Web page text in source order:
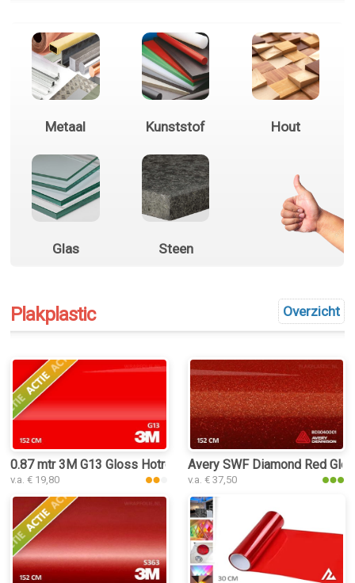
Metaal Kunststof Hout
Glas Steen
Overzicht
Plakplastic
0.87 mtr 3M G13 Gloss Hotrod Red
v.a. € 19,80
Avery SWF Diamond Red
v.a. € 37,50